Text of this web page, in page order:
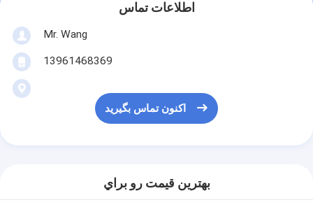
اطلاعات تماس
Mr. Wang
13961468369
اکنون تماس بگیرید
بهترين قيمت رو براي